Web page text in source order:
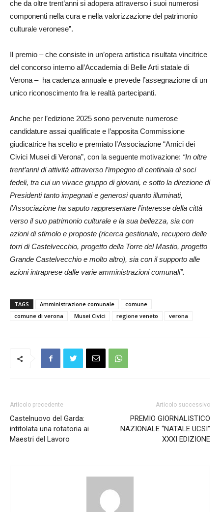
che da oltre trent’anni si adopera attraverso i suoi numerosi
componenti nella cura e nella valorizzazione del patrimonio
culturale veronese”.
Il premio – che consiste in un’opera artistica risultata vincitrice
del concorso interno all’Accademia di Belle Arti statale di
Verona – ha cadenza annuale e prevede l’assegnazione di un
unico riconoscimento fra le realtà partecipanti.
Anche per l’edizione 2025 sono pervenute numerose
candidature assai qualificate e l’apposita Commissione
giudicatrice ha scelto e premiato l’Associazione “Amici dei
Civici Musei di Verona”, con la seguente motivazione: “In oltre
trent’anni di attività attraverso l’impegno di centinaia di soci
fedeli, tra cui un vivace gruppo di giovani, e sotto la direzione di
Presidenti tanto impegnati e generosi quanto illuminati,
l’Associazione ha saputo rappresentare l’interesse della città
verso il suo patrimonio culturale e la sua bellezza, sia con
azioni di stimolo e proposte (ricerca gestionale, recupero delle
torri di Castelvecchio, progetto della Torre del Mastio, progetto
Grande Castelvecchio e molto altro), sia con il supporto alle
azioni intraprese dalle varie amministrazioni comunali”.
TAGS Amministrazione comunale
comune
comune di verona
Musei Civici regione veneto verona
Articolo precedente
Castelnuovo del Garda:
intitolata una rotatoria ai
Maestri del Lavoro
Articolo successivo
PREMIO GIORNALISTICO
NAZIONALE “NATALE UCSI”
XXXI EDIZIONE